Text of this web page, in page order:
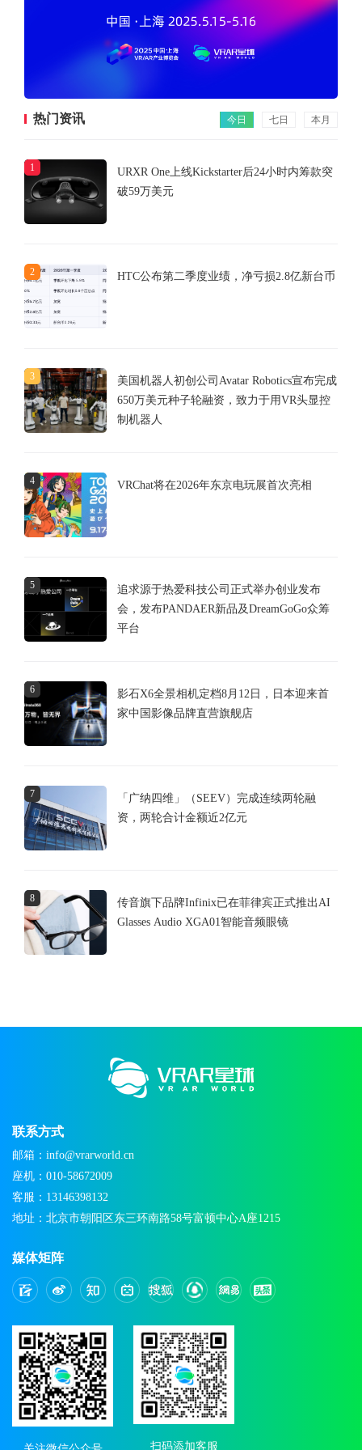
热门资讯 今日 七日 本月
1
URXR One上线Kickstarter后24小时内筹款突
破59万美元
2 HTC公布第二季度业绩，净亏损2.8亿新台币
3
美国机器人初创公司Avatar Robotics宣布完成
650万美元种子轮融资，致力于用VR头显控
制机器人
4 VRChat将在2026年东京电玩展首次亮相
5
追求源于热爱科技公司正式举办创业发布
会，发布PANDAER新品及DreamGoGo众筹
平台
6
影石X6全景相机定档8月12日，日本迎来首
家中国影像品牌直营旗舰店
7
「广纳四维」（SEEV）完成连续两轮融
资，两轮合计金额近2亿元
8
传音旗下品牌Infinix已在菲律宾正式推出AI
Glasses Audio XGA01智能音频眼镜
联系方式
邮箱：info@vrarworld.cn
座机：010-58672009
客服：13146398132
地址：北京市朝阳区东三环南路58号富顿中心A座1215
媒体矩阵
扫码添加客服